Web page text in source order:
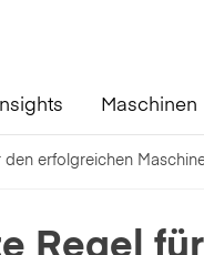
Maschinen
den erfolgreichen